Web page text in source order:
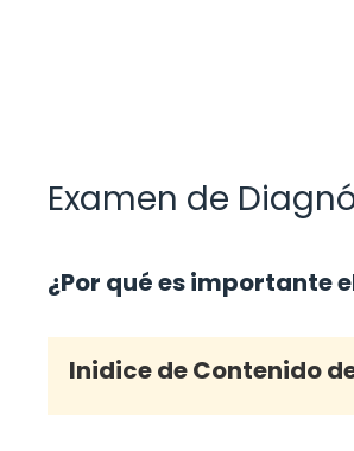
Examen de
¿Por qué es importante
Inidice de Contenido